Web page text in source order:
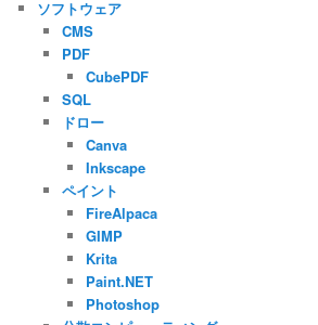
ソフトウェア
CMS
PDF
CubePDF
SQL
ドロー
Canva
Inkscape
ペイント
FireAlpaca
GIMP
Krita
Paint.NET
Photoshop